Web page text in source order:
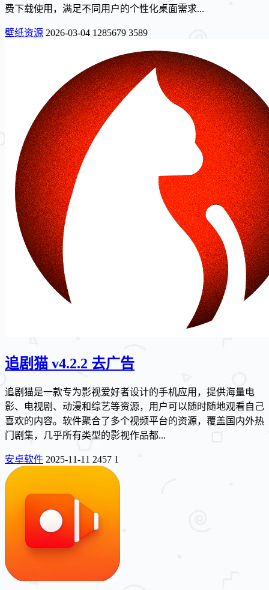
费下载使用，满足不同用户的个性化桌面需求...
壁纸资源 2026-03-04 1285679 3589
追剧猫 v4.2.2 去广告
追剧猫是一款专为影视爱好者设计的手机应用，提供海量电
影、电视剧、动漫和综艺等资源，用户可以随时随地观看自己
喜欢的内容。软件聚合了多个视频平台的资源，覆盖国内外热
门剧集，几乎所有类型的影视作品都...
安卓软件 2025-11-11 2457 1